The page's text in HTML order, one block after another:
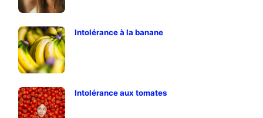
Intolérance à la banane
Intolérance aux tomates